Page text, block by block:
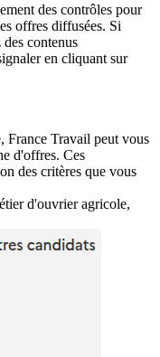
des contrôles pour
offres diffusées. Si
contenus
en cliquant sur
France Travail peut vous
d'offres. Ces
des critères que vous
d'ouvrier agricole,